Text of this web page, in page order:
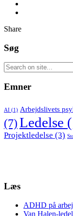
Share
Søg
Emner
AI (1) Arbejdslivets
(7)Ledelse
Projektledelse (3)
Læs
ADHD på
Van Halen-